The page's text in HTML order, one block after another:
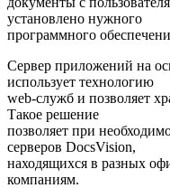
установлено нужного
программного
Сервер приложений на
использует технологию
web-служб и позволяет
Такое решение
позволяет при
серверов DocsVision,
находящихся в разных
компаниям.